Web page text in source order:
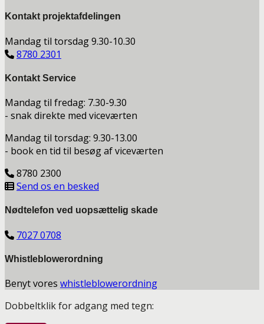
Kontakt projektafdelingen
Mandag til torsdag 9.30-10.30
8780 2301
Kontakt Service
Mandag til fredag: 7.30-9.30
- snak direkte med viceværten
Mandag til torsdag: 9.30-13.00
- book en tid til besøg af viceværten
8780 2300
Send os en besked
Nødtelefon ved uopsættelig skade
7027 0708
Whistleblowerordning
Benyt vores whistleblowerordning
Dobbeltklik for adgang med tegn: